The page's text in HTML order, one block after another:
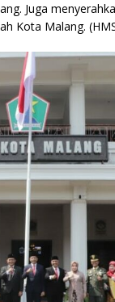
Juga
Kota Malang.